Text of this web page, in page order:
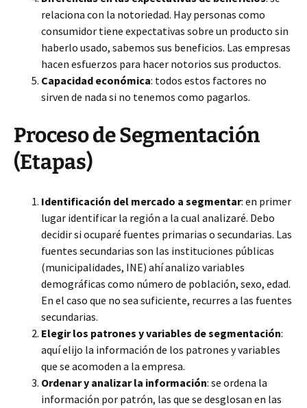
relaciona con la notoriedad. Hay personas como
consumidor tiene expectativas sobre un producto sin
haberlo usado, sabemos sus beneficios. Las empresas
hacen esfuerzos para hacer notorios sus productos.
Capacidad económica: todos estos factores no
sirven de nada si no tenemos como pagarlos.
Proceso de Segmentación
(Etapas)
Identificación del mercado a segmentar: en primer
lugar identificar la región a la cual analizaré. Debo
decidir si ocuparé fuentes primarias o secundarias. Las
fuentes secundarias son las instituciones públicas
(municipalidades, INE) ahí analizo variables
demográficas como número de población, sexo, edad.
En el caso que no sea suficiente, recurres a las fuentes
secundarias.
Elegir los patrones y variables de segmentación:
aquí elijo la información de los patrones y variables
que se acomoden a la empresa.
Ordenar y analizar la información: se ordena la
información por patrón, las que se desglosan en las